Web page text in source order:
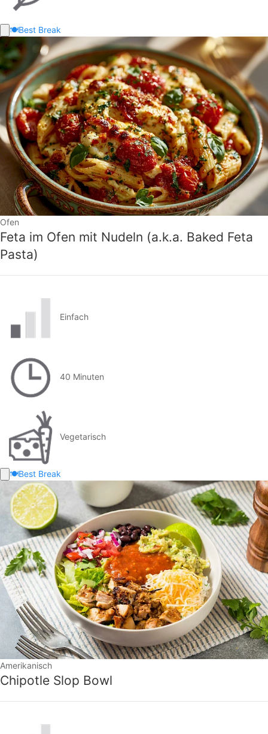
🍽️Best Break
Ofen
Feta im Ofen mit Nudeln (a.k.a. Baked Feta
Pasta)
Einfach
40 Minuten
Vegetarisch
🍽️Best Break
Amerikanisch
Chipotle Slop Bowl